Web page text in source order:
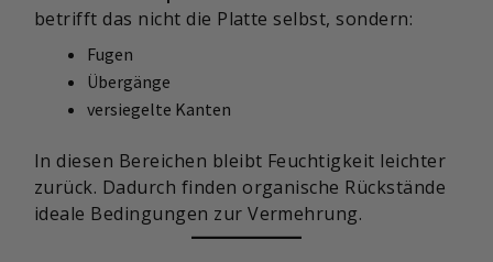
betrifft das nicht die Platte selbst, sondern:
Fugen
Übergänge
versiegelte Kanten
In diesen Bereichen bleibt Feuchtigkeit leichter
zurück. Dadurch finden organische Rückstände
ideale Bedingungen zur Vermehrung.